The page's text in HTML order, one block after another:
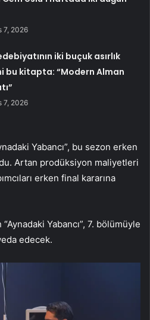
7, 2026
iki buçuk asırlık
bu kitapta: “Modern Alman
7, 2026
Yabancı”, bu sezon erken
Artan prodüksiyon maliyetleri
erken final kararına
Yabancı”, 7. bölümüyle
edecek.